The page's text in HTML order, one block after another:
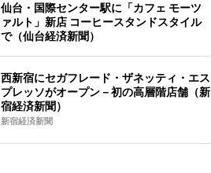
仙台・国際センター駅に「カフェ モーツ
ァルト」新店 コーヒースタンドスタイル
で（仙台経済新聞）
西新宿にセガフレード・ザネッティ・エス
プレッソがオープン－初の高層階店舗（新
宿経済新聞）
新宿経済新聞